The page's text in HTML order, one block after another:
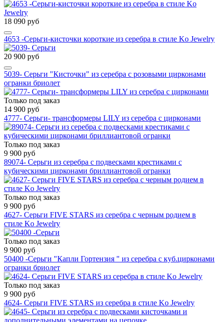
18 090 руб
4653 -Серьги-кисточки короткие из серебра в стиле Ko Jewelry
20 900 руб
5039- Серьги "Кисточки" из серебра с розовыми цирконами
огранки бриолет
Только под заказ
14 900 руб
4777- Серьги- трансформеры LILY из серебра с цирконами
Только под заказ
9 900 руб
89074- Серьги из серебра с подвесками крестиками с
кубическими цирконами бриллиантовой огранки
Только под заказ
9 900 руб
4627- Серьги FIVE STARS из серебра с черным родием в
стиле Ko Jewelry
Только под заказ
9 900 руб
50400 -Серьги "Капли Гортензия " из серебра с куб.цирконами
огранки бриолет
Только под заказ
9 900 руб
4624- Серьги FIVE STARS из серебра в стиле Ko Jewelry